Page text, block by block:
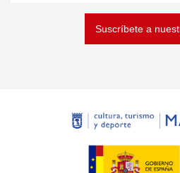
Suscríbete a